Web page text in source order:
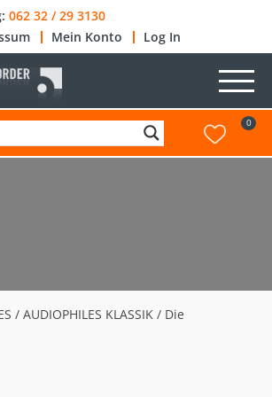
062 32 / 29 3130
Mein Konto Log In
0
/ AUDIOPHILES KLASSIK / Die